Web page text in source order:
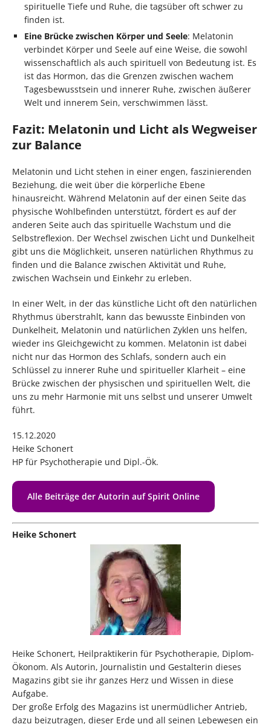
spirituelle Tiefe und Ruhe, die tagsüber oft schwer zu
finden ist.
Eine Brücke zwischen Körper und Seele: Melatonin
verbindet Körper und Seele auf eine Weise, die sowohl
wissenschaftlich als auch spirituell von Bedeutung ist. Es
ist das Hormon, das die Grenzen zwischen wachem
Tagesbewusstsein und innerer Ruhe, zwischen äußerer
Welt und innerem Sein, verschwimmen lässt.
Fazit: Melatonin und Licht als Wegweiser
zur Balance
Melatonin und Licht stehen in einer engen, faszinierenden
Beziehung, die weit über die körperliche Ebene
hinausreicht. Während Melatonin auf der einen Seite das
physische Wohlbefinden unterstützt, fördert es auf der
anderen Seite auch das spirituelle Wachstum und die
Selbstreflexion. Der Wechsel zwischen Licht und Dunkelheit
gibt uns die Möglichkeit, unseren natürlichen Rhythmus zu
finden und die Balance zwischen Aktivität und Ruhe,
zwischen Wachsein und Einkehr zu erleben.
In einer Welt, in der das künstliche Licht oft den natürlichen
Rhythmus überstrahlt, kann das bewusste Einbinden von
Dunkelheit, Melatonin und natürlichen Zyklen uns helfen,
wieder ins Gleichgewicht zu kommen. Melatonin ist dabei
nicht nur das Hormon des Schlafs, sondern auch ein
Schlüssel zu innerer Ruhe und spiritueller Klarheit – eine
Brücke zwischen der physischen und spirituellen Welt, die
uns zu mehr Harmonie mit uns selbst und unserer Umwelt
führt.
15.12.2020
Heike Schonert
HP für Psychotherapie und Dipl.-Ök.
Alle Beiträge der Autorin auf Spirit Online
Heike Schonert
Heike Schonert, Heilpraktikerin für Psychotherapie, Diplom-
Ökonom. Als Autorin, Journalistin und Gestalterin dieses
Magazins gibt sie ihr ganzes Herz und Wissen in diese
Aufgabe.
Der große Erfolg des Magazins ist unermüdlicher Antrieb,
dazu beizutragen, dieser Erde und all seinen Lebewesen ein